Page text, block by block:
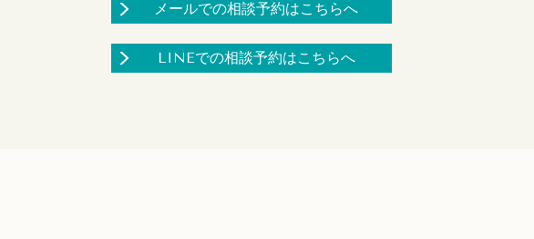
メールでの相談予約はこちらへ
LINEでの相談予約はこちらへ